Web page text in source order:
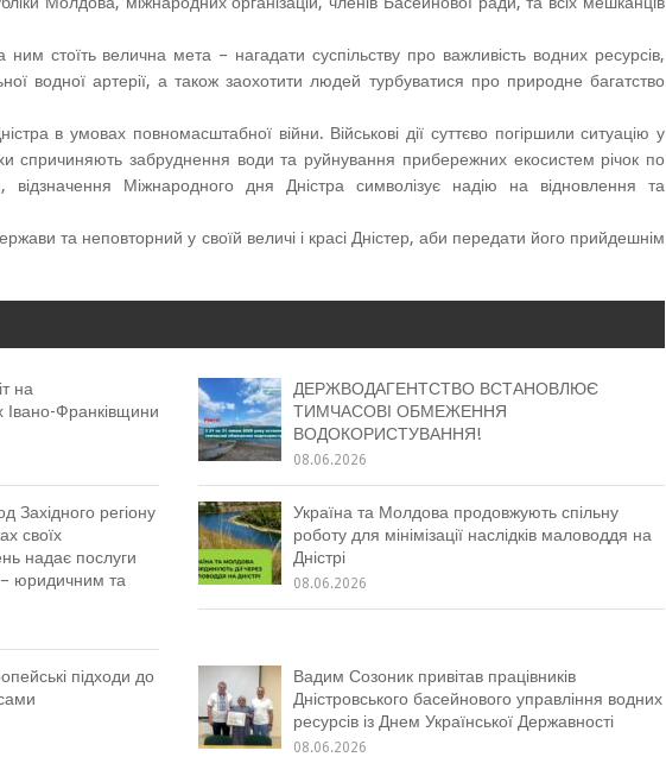
стоїть велична мета – нагадати суспільству про важливість водних ресурсів,
водної артерії, а також заохотити людей турбуватися про природне багатство
в умовах повномасштабної війни. Військові дії суттєво погіршили ситуацію у
спричиняють забруднення води та руйнування прибережних екосистем річок по
відзначення Міжнародного дня Дністра символізує надію на відновлення та
та неповторний у своїй величі і красі Дністер, аби передати його прийдешнім
на
Івано-Франківщини
ДЕРЖВОДАГЕНТСТВО ВСТАНОВЛЮЄ
ТИМЧАСОВІ ОБМЕЖЕННЯ
ВОДОКОРИСТУВАННЯ!
08.06.2026
Західного регіону
своїх
надає послуги
– юридичним та
Україна та Молдова продовжують спільну
роботу для мінімізації наслідків маловоддя на
Дністрі
08.06.2026
підходи до
Вадим Созоник привітав працівників
Дністровського басейнового управління водних
ресурсів із Днем Української Державності
08.06.2026